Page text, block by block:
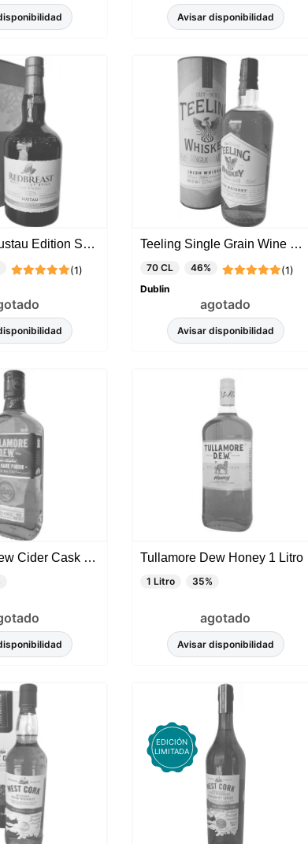
Avisar disponibilidad
Redbreast Lustau Edition Sherry Finish
(1)
Teeling Single Grain Wine Cask Finish
70 CL 46% (1)
Dublin
agotado
Avisar disponibilidad
Tullamore Dew Cider Cask Finish 50 CL Tullamore Dew Honey 1 Litro
1 Litro 35%
agotado
Avisar disponibilidad
EDICIÓN
LIMITADA